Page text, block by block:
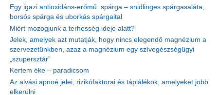
Egy igazi antioxidáns-erőmű: spárga – snidlinges spárgasaláta,
borsós spárga és uborkás spárgaital
Miért mozogjunk a terhesség ideje alatt?
Jelek, amelyek azt mutatják, hogy nincs elegendő magnézium a
szervezetünkben, azaz a magnézium egy szívegészségügyi
„szupersztár”
Kertem éke – paradicsom
Az alvási apnoé jelei, rizikófaktorai és táplálékok, amelyeket jobb
elkerülni